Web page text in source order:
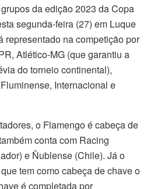
da edição 2023 da Copa
segunda-feira (27) em Luque
representado na competição por
Atlético-MG (que garantiu a
do torneio continental),
Internacional e
o Flamengo é cabeça de
conta com Racing
e Ñublense (Chile). Já o
tem como cabeça de chave o
é completada por